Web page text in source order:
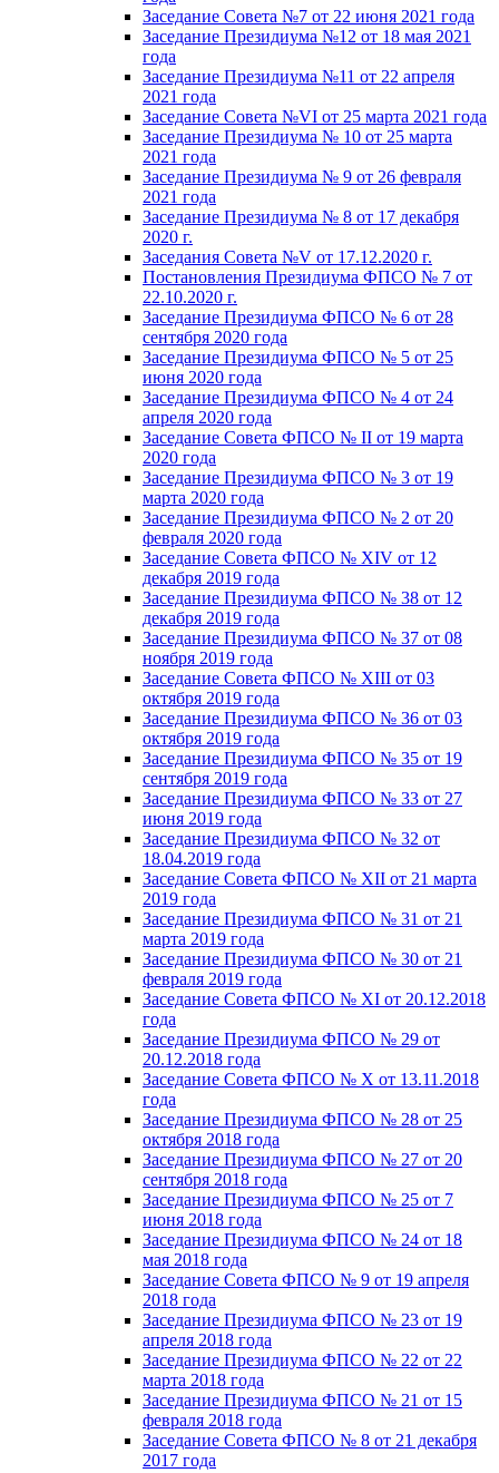
Заседание Совета №7 от 22 июня 2021 года
Заседание Президиума №12 от 18 мая 2021
года
Заседание Президиума №11 от 22 апреля
2021 года
Заседание Совета №VI от 25 марта 2021 года
Заседание Президиума № 10 от 25 марта
2021 года
Заседание Президиума № 9 от 26 февраля
2021 года
Заседание Президиума № 8 от 17 декабря
2020 г.
Заседания Совета №V от 17.12.2020 г.
Постановления Президиума ФПСО № 7 от
22.10.2020 г.
Заседание Президиума ФПСО № 6 от 28
сентября 2020 года
Заседание Президиума ФПСО № 5 от 25
июня 2020 года
Заседание Президиума ФПСО № 4 от 24
апреля 2020 года
Заседание Совета ФПСО № II от 19 марта
2020 года
Заседание Президиума ФПСО № 3 от 19
марта 2020 года
Заседание Президиума ФПСО № 2 от 20
февраля 2020 года
Заседание Совета ФПСО № XIV от 12
декабря 2019 года
Заседание Президиума ФПСО № 38 от 12
декабря 2019 года
Заседание Президиума ФПСО № 37 от 08
ноября 2019 года
Заседание Совета ФПСО № XIII от 03
октября 2019 года
Заседание Президиума ФПСО № 36 от 03
октября 2019 года
Заседание Президиума ФПСО № 35 от 19
сентября 2019 года
Заседание Президиума ФПСО № 33 от 27
июня 2019 года
Заседание Президиума ФПСО № 32 от
18.04.2019 года
Заседание Совета ФПСО № XII от 21 марта
2019 года
Заседание Президиума ФПСО № 31 от 21
марта 2019 года
Заседание Президиума ФПСО № 30 от 21
февраля 2019 года
Заседание Совета ФПСО № XI от 20.12.2018
года
Заседание Президиума ФПСО № 29 от
20.12.2018 года
Заседание Совета ФПСО № X от 13.11.2018
года
Заседание Президиума ФПСО № 28 от 25
октября 2018 года
Заседание Президиума ФПСО № 27 от 20
сентября 2018 года
Заседание Президиума ФПСО № 25 от 7
июня 2018 года
Заседание Президиума ФПСО № 24 от 18
мая 2018 года
Заседание Совета ФПСО № 9 от 19 апреля
2018 года
Заседание Президиума ФПСО № 23 от 19
апреля 2018 года
Заседание Президиума ФПСО № 22 от 22
марта 2018 года
Заседание Президиума ФПСО № 21 от 15
февраля 2018 года
Заседание Совета ФПСО № 8 от 21 декабря
2017 года